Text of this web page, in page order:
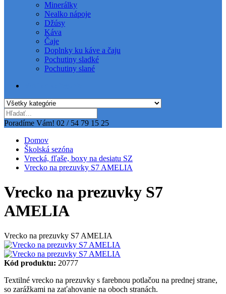
Minerálky
Nealko nápoje
Džúsy
Káva
Čaje
Doplnky ku káve a čaju
Pochutiny sladké
Pochutiny slané
Poradíme Vám! 02 / 54 79 15 25
Domov
Školská sezóna
Vrecká, fľaše, boxy na desiatu SZ
Vrecko na prezuvky S7 AMELIA
Vrecko na prezuvky S7
AMELIA
Vrecko na prezuvky S7 AMELIA
Kód produktu: 20777
Textilné vrecko na prezuvky s farebnou potlačou na prednej strane,
so zarážkami na zaťahovanie na oboch stranách.